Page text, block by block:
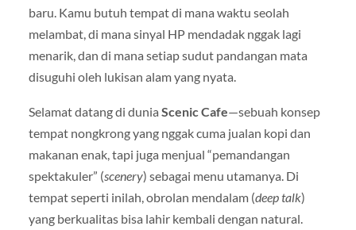
baru. Kamu butuh tempat di mana waktu seolah
melambat, di mana sinyal HP mendadak nggak lagi
menarik, dan di mana setiap sudut pandangan mata
disuguhi oleh lukisan alam yang nyata.
Selamat datang di dunia Scenic Cafe—sebuah konsep
tempat nongkrong yang nggak cuma jualan kopi dan
makanan enak, tapi juga menjual “pemandangan
spektakuler” (scenery) sebagai menu utamanya. Di
tempat seperti inilah, obrolan mendalam (deep talk)
yang berkualitas bisa lahir kembali dengan natural.